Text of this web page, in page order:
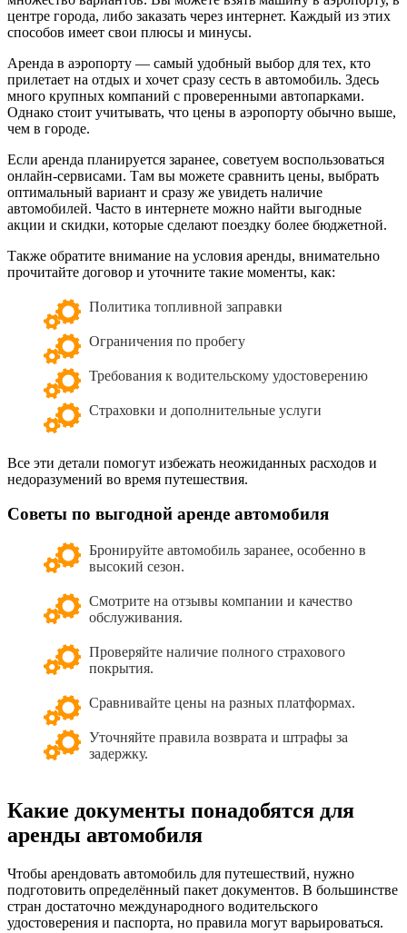
центре города, либо заказать через интернет. Каждый из этих
способов имеет свои плюсы и минусы.
Аренда в аэропорту — самый удобный выбор для тех, кто
прилетает на отдых и хочет сразу сесть в автомобиль. Здесь
много крупных компаний с проверенными автопарками.
Однако стоит учитывать, что цены в аэропорту обычно выше,
чем в городе.
Если аренда планируется заранее, советуем воспользоваться
онлайн-сервисами. Там вы можете сравнить цены, выбрать
оптимальный вариант и сразу же увидеть наличие
автомобилей. Часто в интернете можно найти выгодные
акции и скидки, которые сделают поездку более бюджетной.
Также обратите внимание на условия аренды, внимательно
прочитайте договор и уточните такие моменты, как:
Политика топливной заправки
Ограничения по пробегу
Требования к водительскому удостоверению
Страховки и дополнительные услуги
Все эти детали помогут избежать неожиданных расходов и
недоразумений во время путешествия.
Советы по выгодной аренде автомобиля
Бронируйте автомобиль заранее, особенно в
высокий сезон.
Смотрите на отзывы компании и качество
обслуживания.
Проверяйте наличие полного страхового
покрытия.
Сравнивайте цены на разных платформах.
Уточняйте правила возврата и штрафы за
задержку.
Какие документы понадобятся для
аренды автомобиля
Чтобы арендовать автомобиль для путешествий, нужно
подготовить определённый пакет документов. В большинстве
стран достаточно международного водительского
удостоверения и паспорта, но правила могут варьироваться.